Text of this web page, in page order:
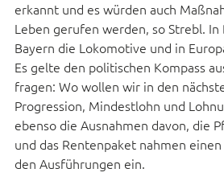
erkannt und es würden auch
Leben gerufen werden, so Strebl. In
Bayern die Lokomotive und in
Es gelte den politischen Kompass
fragen: Wo wollen wir in den
Progression, Mindestlohn und
ebenso die Ausnahmen davon, die
und das Rentenpaket nahmen
den Ausführungen ein.